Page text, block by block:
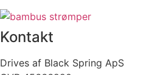
Kontakt
Drives af Black Spring ApS